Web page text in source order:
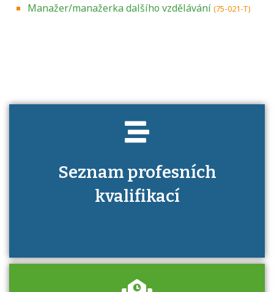
Manažer/manažerka dalšího vzdělávání (75-021-T)
Seznam profesních
kvalifikací
Projděte si seznam profesních kvalifikací.